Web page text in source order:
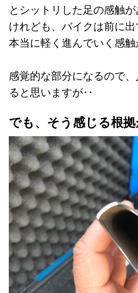
とシットリした足の感触が
けれども、バイクは前に出
本当に軽く進んでいく感触
感覚的な部分になるので
ると思いますが‥
でも、そう感じる根拠